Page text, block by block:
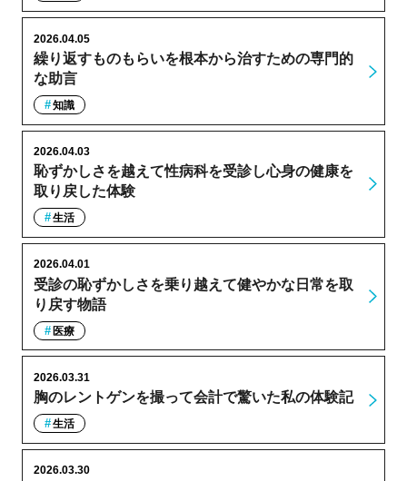
繰り返すものもらいを根本から治すための専門的
な助言
2026.04.05
知識
恥ずかしさを越えて性病科を受診し心身の健康を
取り戻した体験
2026.04.03
生活
受診の恥ずかしさを乗り越えて健やかな日常を取
り戻す物語
2026.04.01
医療
胸のレントゲンを撮って会計で驚いた私の体験記
2026.03.31
生活
2026.03.30